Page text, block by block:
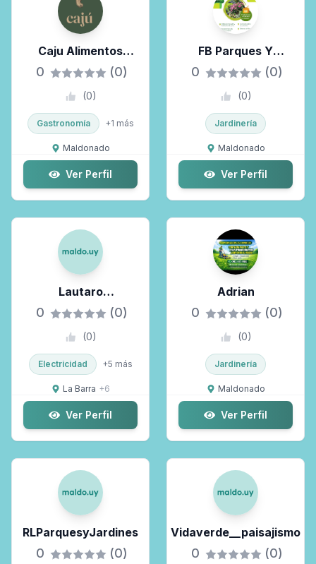
Caju Alimentos
Naturales
0 (0)
(0)
Gastronomía +1 más
Maldonado
Ver Perfil
FB Parques Y
Jardines
0 (0)
(0)
Jardinería
Maldonado
Ver Perfil
Lautaro
Ferenandezservicios
En General
0 (0)
(0)
Electricidad +5 más
La Barra +6
Ver Perfil
Adrian
0 (0)
(0)
Jardinería
Maldonado
Ver Perfil
RLParquesyJardines
0 (0)
Vidaverde__paisajismo
0 (0)